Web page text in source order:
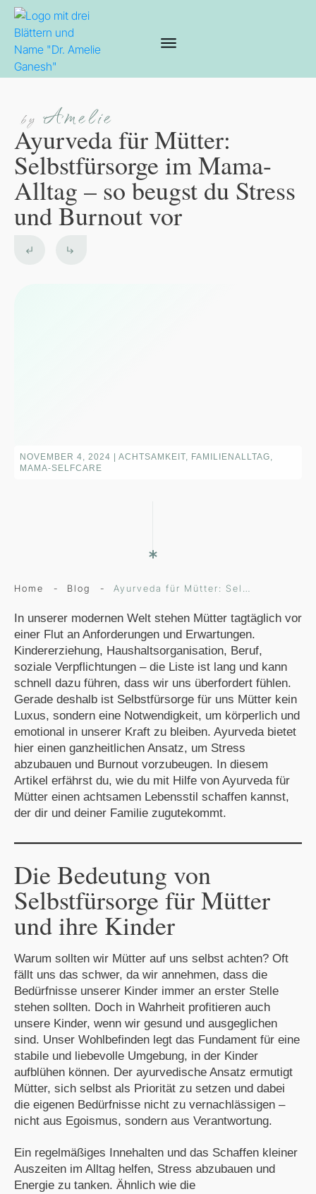
by Amelie
Ayurveda für Mütter:
Selbstfürsorge im Mama-
Alltag – so beugst du Stress
und Burnout vor
NOVEMBER 4, 2024
ACHTSAMKEIT, FAMILIENALLTAG,
MAMA-SELFCARE
Home - Blog -
In unserer modernen Welt stehen Mütter tagtäglich vor
einer Flut an Anforderungen und Erwartungen.
Kindererziehung, Haushaltsorganisation, Beruf,
soziale Verpflichtungen – die Liste ist lang und kann
schnell dazu führen, dass wir uns überfordert fühlen.
Gerade deshalb ist Selbstfürsorge für uns Mütter kein
Luxus, sondern eine Notwendigkeit, um körperlich und
emotional in unserer Kraft zu bleiben. Ayurveda bietet
hier einen ganzheitlichen Ansatz, um Stress
abzubauen und Burnout vorzubeugen. In diesem
Artikel erfährst du, wie du mit Hilfe von Ayurveda für
Mütter einen achtsamen Lebensstil schaffen kannst,
der dir und deiner Familie zugutekommt.
Die Bedeutung von
Selbstfürsorge für Mütter
und ihre Kinder
Warum sollten wir Mütter auf uns selbst achten? Oft
fällt uns das schwer, da wir annehmen, dass die
Bedürfnisse unserer Kinder immer an erster Stelle
stehen sollten. Doch in Wahrheit profitieren auch
unsere Kinder, wenn wir gesund und ausgeglichen
sind. Unser Wohlbefinden legt das Fundament für eine
stabile und liebevolle Umgebung, in der Kinder
aufblühen können. Der ayurvedische Ansatz ermutigt
Mütter, sich selbst als Priorität zu setzen und dabei
die eigenen Bedürfnisse nicht zu vernachlässigen –
nicht aus Egoismus, sondern aus Verantwortung.
Ein regelmäßiges Innehalten und das Schaffen kleiner
Auszeiten im Alltag helfen, Stress abzubauen und
Energie zu tanken. Ähnlich wie die